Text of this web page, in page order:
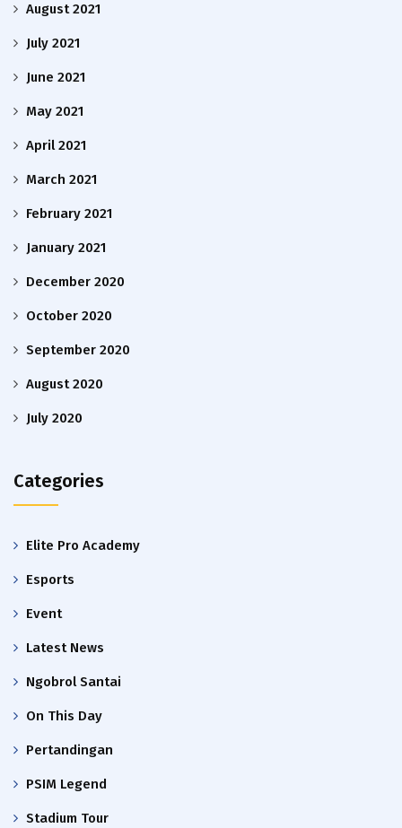
August 2021
July 2021
June 2021
May 2021
April 2021
March 2021
February 2021
January 2021
December 2020
October 2020
September 2020
August 2020
July 2020
Categories
Elite Pro Academy
Esports
Event
Latest News
Ngobrol Santai
On This Day
Pertandingan
PSIM Legend
Stadium Tour